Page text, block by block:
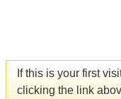
If this is your first
clicking the link